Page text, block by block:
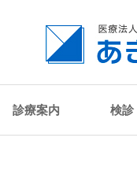
診療案内 検診